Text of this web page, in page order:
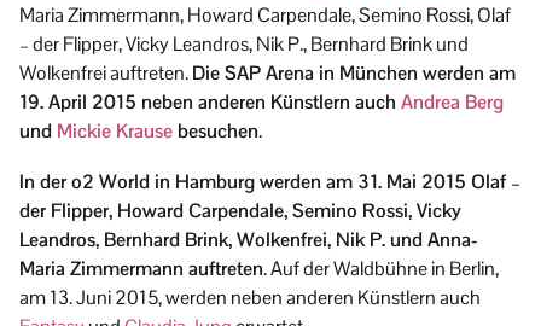
Maria Zimmermann, Howard Carpendale, Semino Rossi, Olaf
– der Flipper, Vicky Leandros, Nik P., Bernhard Brink und
Wolkenfrei auftreten.Die SAP Arena in München werden am
19. April 2015 neben anderen Künstlern auch Andrea Berg
und Mickie Krause besuchen.
In der o2 World in Hamburg werden am 31. Mai 2015 Olaf –
der Flipper, Howard Carpendale, Semino Rossi, Vicky
Leandros, Bernhard Brink, Wolkenfrei, Nik P. und Anna-
Maria Zimmermann auftreten. Auf der Waldbühne in Berlin,
am 13. Juni 2015, werden neben anderen Künstlern auch